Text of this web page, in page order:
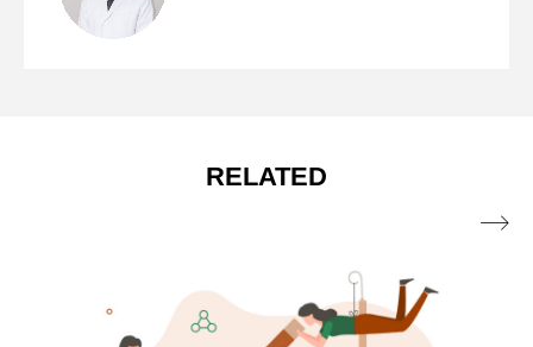
2026.01.16
RELATED
